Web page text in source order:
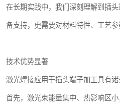
在长期实践中，我们深刻理解到插
备支持，更需要对材料特性、工艺参
技术优势显著
激光焊接应用于插头端子加工具有诸
首先，激光束能量集中、热影响区